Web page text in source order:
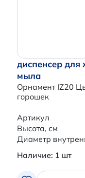
диспенсер для
мыла
Орнамент IZ20
горошек
Артикул
Высота, см
Диаметр
Наличие: 1 шт